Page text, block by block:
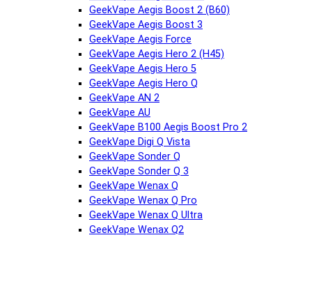
GeekVape Aegis Boost 2 (B60)
GeekVape Aegis Boost 3
GeekVape Aegis Force
GeekVape Aegis Hero 2 (H45)
GeekVape Aegis Hero 5
GeekVape Aegis Hero Q
GeekVape AN 2
GeekVape AU
GeekVape B100 Aegis Boost Pro 2
GeekVape Digi Q Vista
GeekVape Sonder Q
GeekVape Sonder Q 3
GeekVape Wenax Q
GeekVape Wenax Q Pro
GeekVape Wenax Q Ultra
GeekVape Wenax Q2